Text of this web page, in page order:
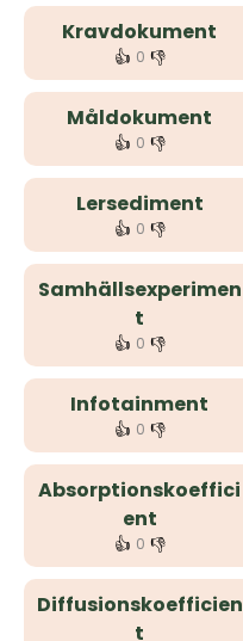
Kravdokument
👍 0 👎
Måldokument
👍 0 👎
Lersediment
👍 0 👎
Samhällsexperimen
t
👍 0 👎
Infotainment
👍 0 👎
Absorptionskoeffici
ent
👍 0 👎
Diffusionskoefficien
t